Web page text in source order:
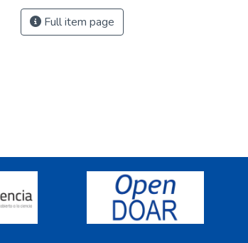
Full item page